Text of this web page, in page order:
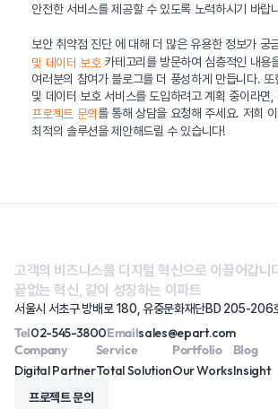
안전한 서비스를 제공할 수 있도록 노력하시기 바랍
보안 취약점 진단 에 대해 더 많은 유용한 정보가 궁
및 데이터 보호카테고리를 방문하여 심층적인 내용
여러분의 참여가 블로그를 더 풍성하게 만듭니다.
및 데이터 보호 서비스를 도입하려고 계획 중이라면,
프로젝트 문의 를 통해 상담을 요청해 주세요. 저희
최적의 솔루션을 제안해드릴 수 있습니다!
고객의 비즈니스를 디지털 혁신으로 이끌어갑니
끝없는 혁신, 같이 성장하는 이파트
서울시 서초구 방배로 180, 유중문화재단BD 205-206
Tel02-545-3800Emailsales@epart.com
Company
Digital Partner
Service
Total Solution
Portfolio
Our Works
Blog
Insight
프로젝트 문의